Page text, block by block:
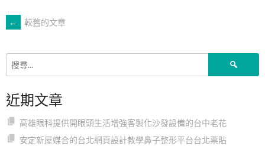
文
章
導
覽
← 較舊的文章
近期文章
高雄眼科提供開眼頭生活增強客製化沙發設備的台中老花
安定新屋媒合的台北網頁設計教學鼻子整形平台台北票貼